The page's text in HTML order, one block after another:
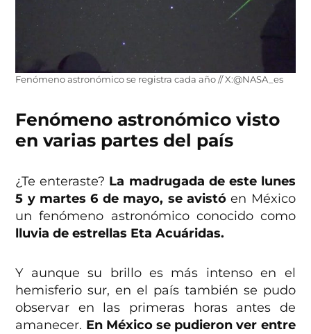
Fenómeno astronómico se registra cada año // X:@NASA_es
Fenómeno astronómico visto
en varias partes del país
¿Te enteraste? La madrugada de este lunes
5 y martes 6 de mayo, se avistóen México
un fenómeno astronómico conocido como
lluvia de estrellas Eta Acuáridas.
Y aunque su brillo es más intenso en el
hemisferio sur, en el país también se pudo
observar en las primeras horas antes de
amanecer. En México se pudieron ver entre